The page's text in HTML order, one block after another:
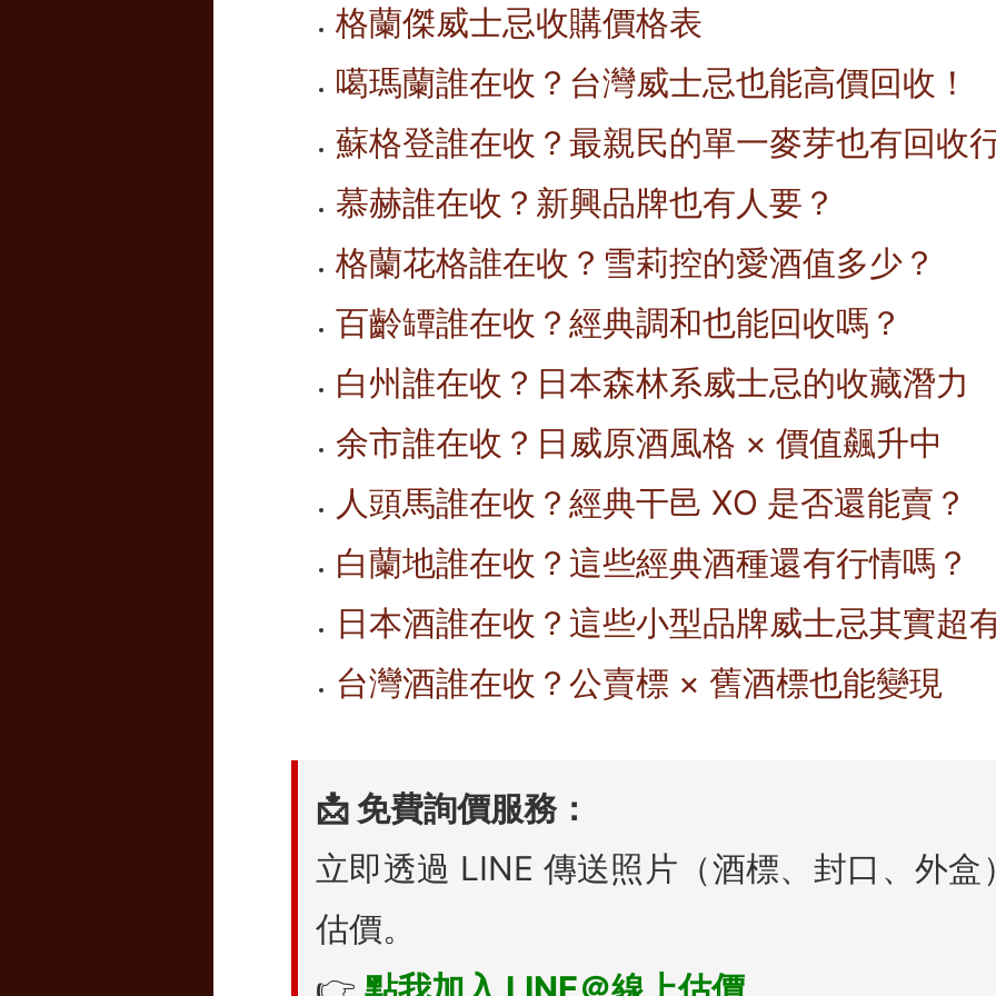
格蘭傑威士忌收購價格表
噶瑪蘭誰在收？台灣威士忌也能高價回收！
蘇格登誰在收？最親民的單一麥芽也有回收
慕赫誰在收？新興品牌也有人要？
格蘭花格誰在收？雪莉控的愛酒值多少？
百齡罈誰在收？經典調和也能回收嗎？
白州誰在收？日本森林系威士忌的收藏潛力
余市誰在收？日威原酒風格 × 價值飆升中
人頭馬誰在收？經典干邑 XO 是否還能賣？
白蘭地誰在收？這些經典酒種還有行情嗎？
日本酒誰在收？這些小型品牌威士忌其實超
台灣酒誰在收？公賣標 × 舊酒標也能變現
📩 免費詢價服務：
立即透過 LINE 傳送照片（酒標、封口、外盒
估價。